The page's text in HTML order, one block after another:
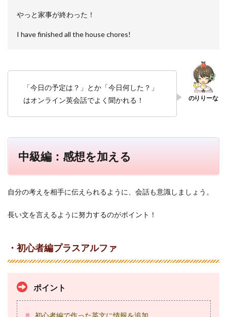
やっと家事が終わった！
I have finished all the house chores!
「今日の予定は？」とか「今日何した？」
はオンライン英会話でよく聞かれる！
中級編：感想を加える
自分の考えを相手に伝えられるように、会話も意識しましょう。
長い文を言えるように努力するのがポイント！
・初心者編プラスアルファ
ポイント
初心者編で作った英文に情報を追加